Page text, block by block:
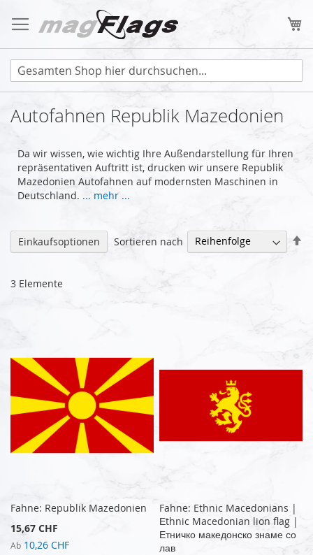
Inhalt
springen
Autofahnen Republik Mazedonien
Da wir wissen, wie wichtig Ihre Außendarstellung für Ihren
repräsentativen Auftritt ist, drucken wir unsere Republik
Mazedonien Autofahnen auf modernsten Maschinen in
Deutschland. ... mehr ...
3 Elemente
Sortieren nach
Fahne: Republik Mazedonien
15,67 CHF
Ab 10,26 CHF
Fahne: Ethnic Macedonians |
Еthnic Macedonian lion flag |
Етничко македонско знаме со
лав
Einkaufsoptionen